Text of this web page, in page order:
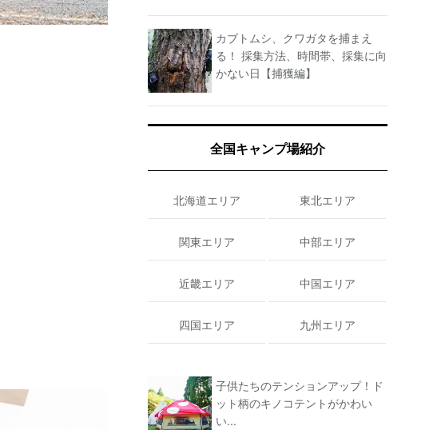
カブトムシ、クワガタを捕まえ
る！ 採集方法、時間帯、採集に向
かない日【捕獲編】
全国キャンプ場紹介
北海道エリア 東北エリア
関東エリア 中部エリア
近畿エリア 中国エリア
四国エリア 九州エリア
子供たちのテンションアップ！ド
ット柄のキノコテントがかわい
い...